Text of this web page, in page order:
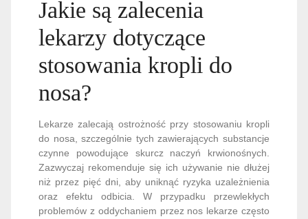
Jakie są zalecenia
lekarzy dotyczące
stosowania kropli do
nosa?
Lekarze zalecają ostrożność przy stosowaniu kropli
do nosa, szczególnie tych zawierających substancje
czynne powodujące skurcz naczyń krwionośnych.
Zazwyczaj rekomenduje się ich używanie nie dłużej
niż przez pięć dni, aby uniknąć ryzyka uzależnienia
oraz efektu odbicia. W przypadku przewlekłych
problemów z oddychaniem przez nos lekarze często